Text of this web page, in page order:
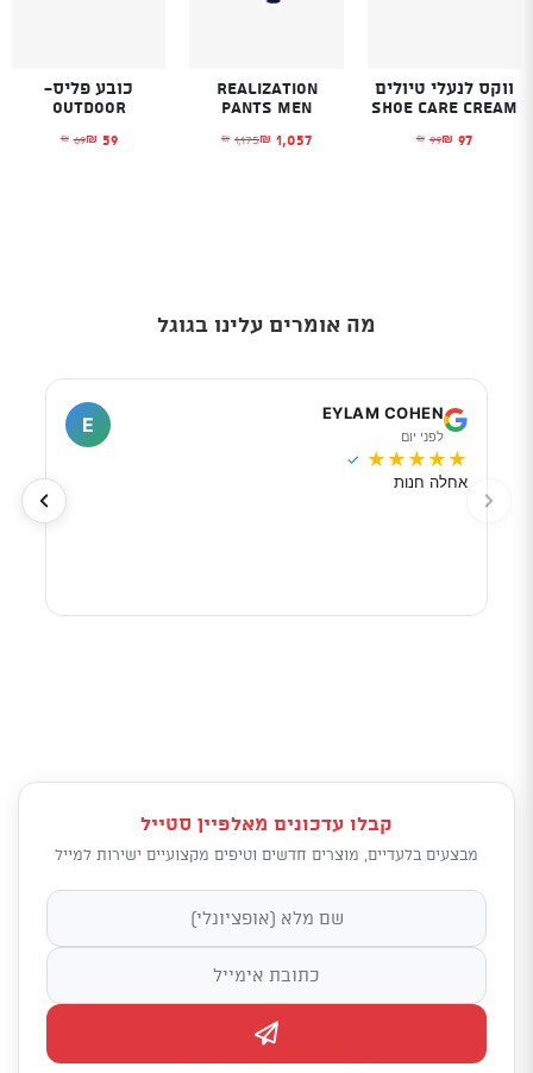
ווקס לנעלי טיולים
SHOE CARE CREAM
₪ 99
המחיר המקורי היה: ₪99.₪ 97 המחיר הנוכחי הוא: ₪97.
Realization
Pants Men
₪ 1,175
המחיר המקורי היה: ₪1,175.
₪ 1,057 המחיר הנוכחי הוא: ₪1,057.
כובע פליס-
Outdoor
₪ 69
המחיר המקורי₪ 59 המחיר הנוכחי
מה אומרים עלינו בגוגל
EYLAM COHEN
לפני יום
E
★
★
★
★
★
✓
אחלה חנות
קבלו עדכונים מאלפיין סטייל
מבצעים בלעדיים, מוצרים חדשים וטיפים מקצועיים ישירות למייל